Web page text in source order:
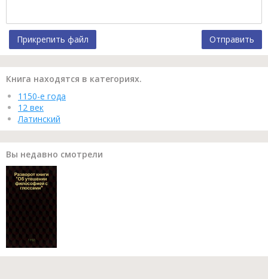
Прикрепить файл Отправить
Книга находятся в категориях.
1150-е года
12 век
Латинский
Вы недавно смотрели